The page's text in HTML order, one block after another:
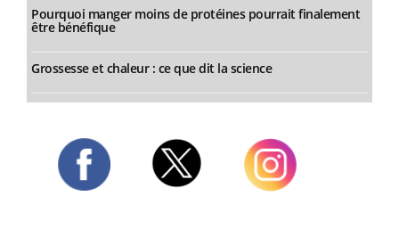
Pourquoi manger moins de protéines pourrait finalement
être bénéfique
Grossesse et chaleur : ce que dit la science